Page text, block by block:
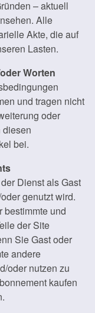
– aktuell
Alle
Akte, die auf
Lasten.
Worten
und tragen nicht
oder
diesen
bei.
Dienst als Gast
genutzt wird.
bestimmte und
der Site
Sie Gast oder
andere
oder nutzen zu
kaufen